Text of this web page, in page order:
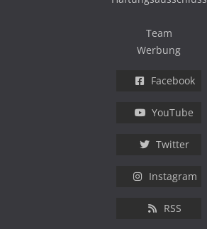
Team
Werbung
Facebook
YouTube
Twitter
Instagram
RSS